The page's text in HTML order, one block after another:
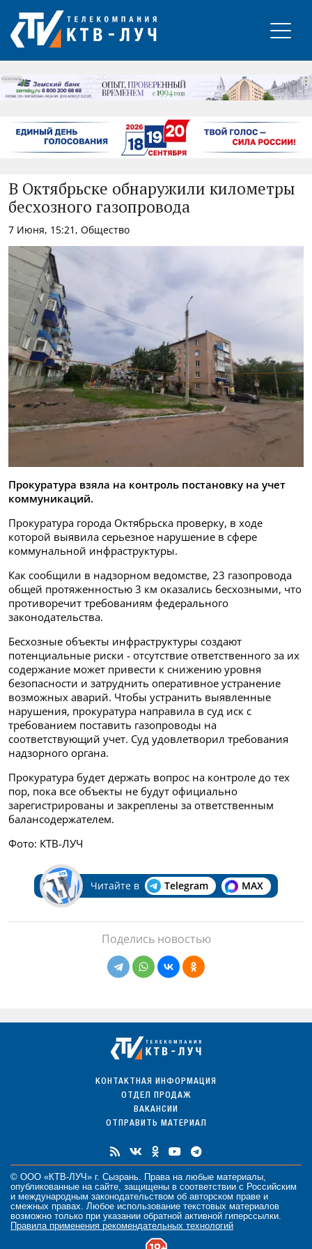
РЕКЛАМА
В Октябрьске обнаружили километры
бесхозного газопровода
7 Июня, 15:21, Общество
Прокуратура взяла на контроль постановку на учет
коммуникаций.
Прокуратура города Октябрьска проверку, в ходе
которой выявила серьезное нарушение в сфере
коммунальной инфраструктуры.
Как сообщили в надзорном ведомстве, 23 газопровода
общей протяженностью 3 км оказались бесхозными, что
противоречит требованиям федерального
законодательства.
Бесхозные объекты инфраструктуры создают
потенциальные риски - отсутствие ответственного за их
содержание может привести к снижению уровня
безопасности и затруднить оперативное устранение
возможных аварий. Чтобы устранить выявленные
нарушения, прокуратура направила в суд иск с
требованием поставить газопроводы на
соответствующий учет. Суд удовлетворил требования
надзорного органа.
Прокуратура будет держать вопрос на контроле до тех
пор, пока все объекты не будут официально
зарегистрированы и закреплены за ответственным
балансодержателем.
Фото: КТВ-ЛУЧ
Читайте в Telegram MAX
Поделись новостью
КОНТАКТНАЯ ИНФОРМАЦИЯ
ОТДЕЛ ПРОДАЖ
ВАКАНСИИ
ОТПРАВИТЬ МАТЕРИАЛ
© ООО «КТВ-ЛУЧ» г. Сызрань. Права на любые материалы,
опубликованные на сайте, защищены в соответствии с Российским
и международным законодательством об авторском праве и
смежных правах. Любое использование текстовых материалов
возможно только при указании обратной активной гиперссылки.
Правила применения рекомендательных технологий